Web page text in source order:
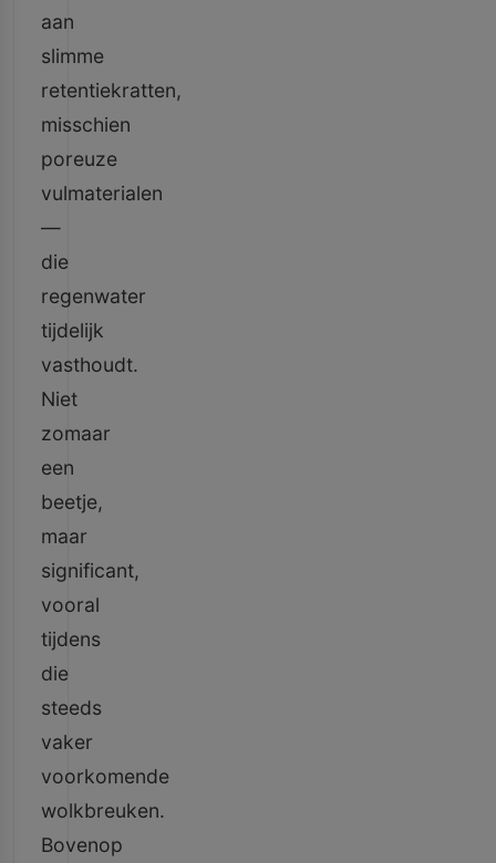
aan
slimme
retentiekratten,
misschien
poreuze
vulmaterialen
—
die
regenwater
tijdelijk
vasthoudt.
Niet
zomaar
een
beetje,
maar
significant,
vooral
tijdens
die
steeds
vaker
voorkomende
wolkbreuken.
Bovenop